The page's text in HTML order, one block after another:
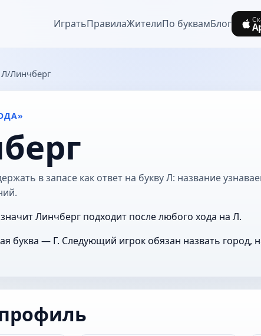
ИгратьПравилаЖителиПо буквамБлог
Линчберг
в запасе как ответ на букву Л: название
Линчберг подходит после любого хода на Л.
буква — Г. Следующий игрок обязан назвать город,